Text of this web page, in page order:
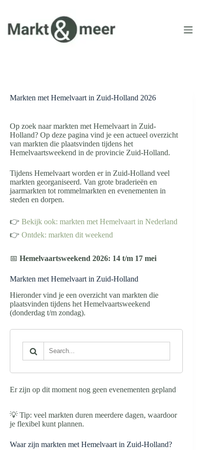
de
inhoud
Markten met Hemelvaart in Zuid-Holland 2026
Op zoek naar markten met Hemelvaart in Zuid-
Holland? Op deze pagina vind je een actueel overzicht
van markten die plaatsvinden tijdens het
Hemelvaartsweekend in de provincie Zuid-Holland.
Tijdens Hemelvaart worden er in Zuid-Holland veel
markten georganiseerd. Van grote braderieën en
jaarmarkten tot rommelmarkten en evenementen in
steden en dorpen.
👉 Bekijk ook: markten met Hemelvaart in Nederland
👉 Ontdek: markten dit weekend
📅 Hemelvaartsweekend 2026: 14 t/m 17 mei
Markten met Hemelvaart in Zuid-Holland
Hieronder vind je een overzicht van markten die
plaatsvinden tijdens het Hemelvaartsweekend
(donderdag t/m zondag).
Er zijn op dit moment nog geen evenementen gepland
💡 Tip: veel markten duren meerdere dagen, waardoor
je flexibel kunt plannen.
Waar zijn markten met Hemelvaart in Zuid-Holland?